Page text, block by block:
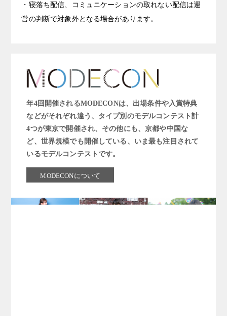
・寝落ち配信、コミュニケーションの取れない配信は運
営の判断で対象外となる場合があります。
年4回開催されるMODECONは、出場条件や入賞特典
などがそれぞれ違う、タイプ別のモデルコンテスト計
4つが東京で開催され、その他にも、京都や中国な
ど、世界規模でも開催している、いま最も注目されて
いるモデルコンテストです。
MODECONについて